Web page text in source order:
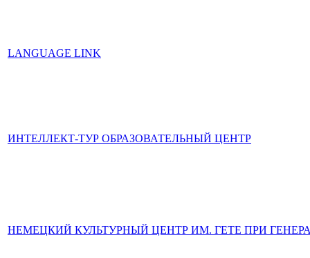
LANGUAGE LINK
ИНТЕЛЛЕКТ-ТУР ОБРАЗОВАТЕЛЬНЫЙ ЦЕНТР
НЕМЕЦКИЙ КУЛЬТУРНЫЙ ЦЕНТР ИМ. ГЕТЕ ПРИ